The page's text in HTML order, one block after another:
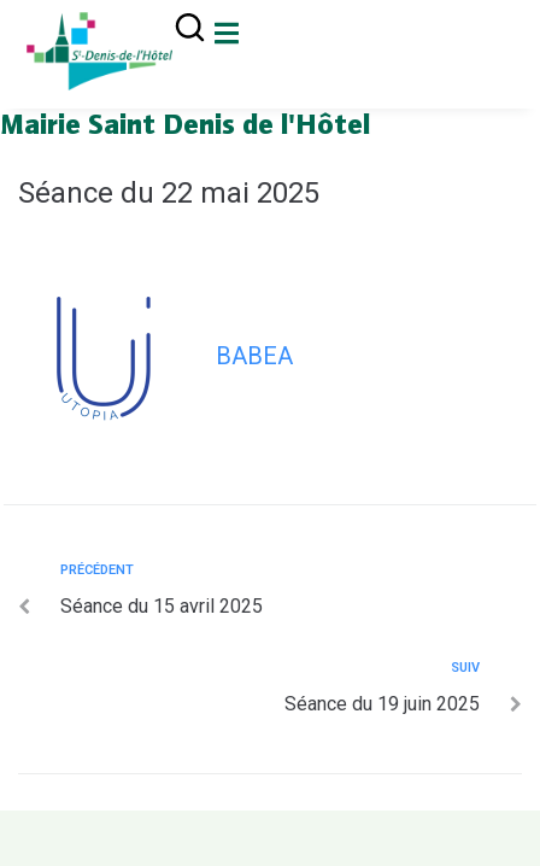
principal
Mairie Saint Denis de l'Hôtel
Séance du 22 mai 2025
BABEA
PRÉCÉDENT
Séance du 15 avril 2025
SUIV
Séance du 19 juin 2025